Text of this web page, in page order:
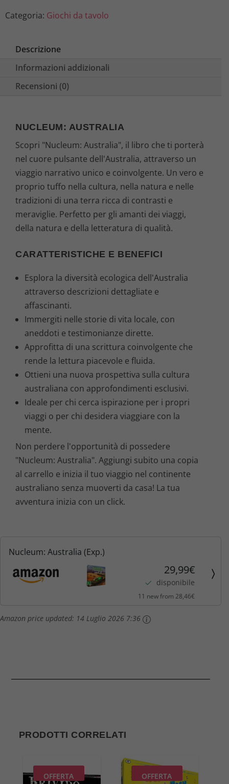
Categoria: Giochi da tavolo
Descrizione
Informazioni addizionali
Recensioni (0)
NUCLEUM: AUSTRALIA
Scopri "Nucleum: Australia", il libro che ti porterà
nel cuore pulsante dell'Australia, attraverso un
viaggio narrativo unico e coinvolgente. Un vero e
proprio tuffo nella cultura, nella natura e nelle
tradizioni di una terra ricca di contrasti e
meraviglie. Perfetto per gli amanti dei viaggi,
della natura e della letteratura di qualità.
CARATTERISTICHE E BENEFICI
Esplora la diversità ecologica dell'Australia
attraverso descrizioni dettagliate e
affascinanti.
Immergiti nelle storie di vita locale, con
aneddoti e testimonianze dirette.
Approfitta di una scrittura coinvolgente che
rende la lettura piacevole e fluida.
Ottieni una nuova prospettiva sulla cultura
australiana con approfondimenti esclusivi.
Ideale per chi cerca ispirazione per i propri
viaggi o per chi desidera viaggiare con la
mente.
Non perdere l'opportunità di possedere
"Nucleum: Australia". Aggiungi subito una copia
al carrello e inizia il tuo viaggio nel continente
australiano senza muoverti da casa! La tua
avventura inizia con un click.
Nucleum: Australia (Exp.)
29,99€
disponibile
11 new from 28,46€
Amazon price updated: 14 Luglio 2026 7:36
PRODOTTI CORRELATI
OFFERTA OFFERTA